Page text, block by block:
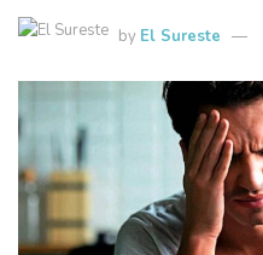
by El Sureste